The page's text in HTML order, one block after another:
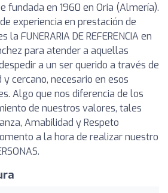
fundada en 1960 en Oria (Almería).
experiencia en prestación de
FUNERARIA DE REFERENCIA en
para atender a aquellas
a un ser querido a través de
cercano, necesario en esos
Algo que nos diferencia de los
de nuestros valores, tales
Amabilidad y Respeto
a la hora de realizar nuestro